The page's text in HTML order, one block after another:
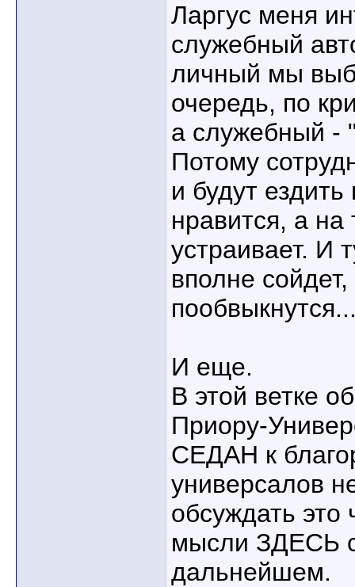
Ларгус меня
служебный
личный мы
очередь, по
а служебный -
Потому
и будут
нравится, а
устраивает. И
вполне
И еще.
В этой ветке
Приору-
СЕДАН к
универсалов
обсуждать
мысли ЗДЕСЬ
дальнейшем.